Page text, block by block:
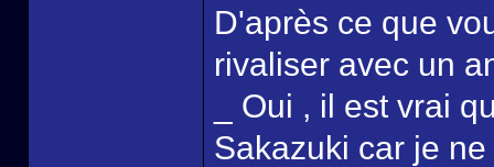
D'après ce que
rivaliser avec un
_ Oui , il est vrai
Sakazuki car je